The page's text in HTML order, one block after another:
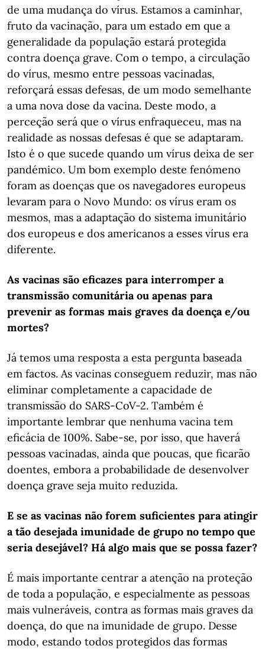
de uma mudança do vírus. Estamos a caminhar,
fruto da vacinação, para um estado em que a
generalidade da população estará protegida
contra doença grave. Com o tempo, a circulação
do vírus, mesmo entre pessoas vacinadas,
reforçará essas defesas, de um modo semelhante
a uma nova dose da vacina. Deste modo, a
perceção será que o vírus enfraqueceu, mas na
realidade as nossas defesas é que se adaptaram.
Isto é o que sucede quando um vírus deixa de ser
pandémico. Um bom exemplo deste fenómeno
foram as doenças que os navegadores europeus
levaram para o Novo Mundo: os vírus eram os
mesmos, mas a adaptação do sistema imunitário
dos europeus e dos americanos a esses vírus era
diferente.
As vacinas são eficazes para interromper a
transmissão comunitária ou apenas para
prevenir as formas mais graves da doença e/ou
mortes?
Já temos uma resposta a esta pergunta baseada
em factos. As vacinas conseguem reduzir, mas não
eliminar completamente a capacidade de
transmissão do SARS-CoV-2. Também é
importante lembrar que nenhuma vacina tem
eficácia de 100%. Sabe-se, por isso, que haverá
pessoas vacinadas, ainda que poucas, que ficarão
doentes, embora a probabilidade de desenvolver
doença grave seja muito reduzida.
E se as vacinas não forem suficientes para atingir
a tão desejada imunidade de grupo no tempo que
seria desejável? Há algo mais que se possa fazer?
É mais importante centrar a atenção na proteção
de toda a população, e especialmente as pessoas
mais vulneráveis, contra as formas mais graves da
doença, do que na imunidade de grupo. Desse
modo, estando todos protegidos das formas